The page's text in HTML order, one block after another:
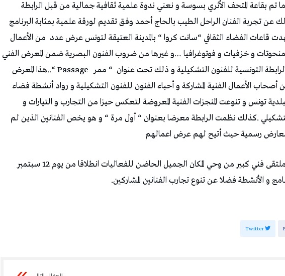
ما تم بقاعة المتحف الأثري بسوسة و نعني ندوة علمية ثقافية جمالية من قبل الرابطة
عن تجربة الفنان الراحل الطيب بالحاج أحمد وفق تقديم لورقة علمية بمثابة البرنامج
قاعات الفضاء الثقافي “سانت كروا “ بالمدينة العتيقة لتونس عرض عدد من الأعمال
و خزفيات و فوتوغرافيا …و غيرها من ضروب الفنون البصرية ضمن المعرض الفني
التونسية للفنون التشكيلية و ذلك تحت عنوان
“ ممر -Passage “..هذا المعرض
الأعمال الفنية المشاركة و أحباء الفنون للفنون التشكيلية و رواد أنشطة فضاء
تونس و تنوعت المنجزات الفنية المعروضة لتعكس حيزا من التجارب و التيارات و
.كذلك نظمت الرابطة معرضا بعنوان “ أول مرة “ و هو يخص الفنانين الذين لم
رسمية حيث أتيح لهم عرض اعمالهم
أنشطة و فعاليات و ملتقى فني كبير من وحي المكان الجميل الحاضن للفعاليات انطلاقا من يوم 12 سبتمبر
و الأنشطة فضلا عن تنوع تجارب الفنانين المشاركين.
Twitter